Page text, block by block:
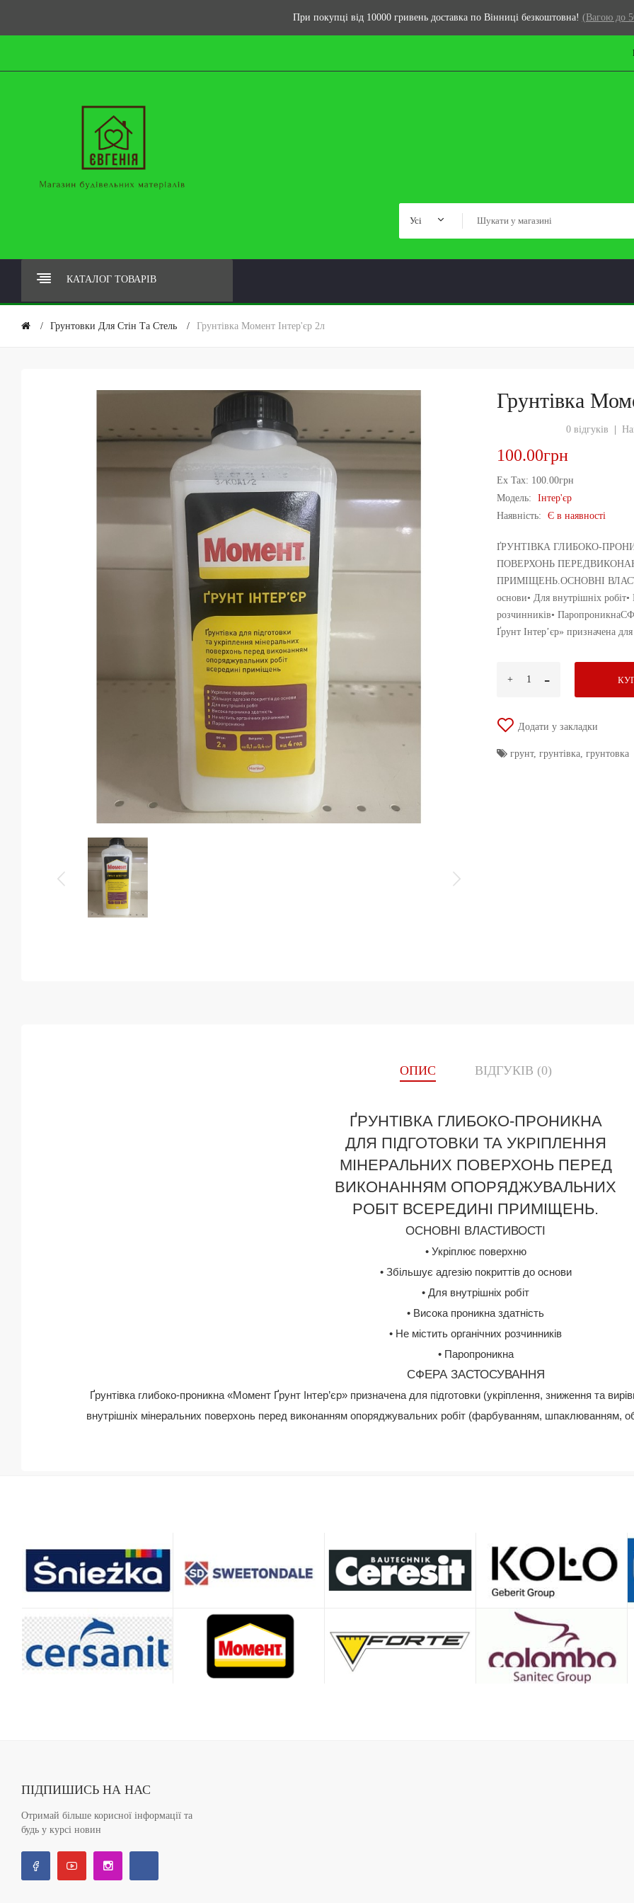
При покупці від 10000 гривень доставка по Вінниці безкоштовна! (Вагою до
Усі
КАТАЛОГ ТОВАРІВ
Грунтовки Для Стін Та Стель Грунтівка Момент Інтер'єр 2л
Грунтівка
0 відгуків
100.00грн
Ex Tax: 100.00грн
Модель:
Інтер'єр
Наявність:
Є в наявності
ҐРУНТІВКА ГЛИБОКО-
ПОВЕРХОНЬ
ПРИМІЩЕНЬ.ОСНОВНІ
основи• Для внутрішніх
розчинників•
Ґрунт Інтер’єр» призначена
Додати у закладки
грунт, грунтівка, грунтовка
ОПИС ВІДГУКІВ (0)
ҐРУНТІВКА ГЛИБОКО-ПРОНИКНА
ДЛЯ ПІДГОТОВКИ ТА УКРІПЛЕННЯ
МІНЕРАЛЬНИХ ПОВЕРХОНЬ ПЕРЕД
ВИКОНАННЯМ ОПОРЯДЖУВАЛЬНИХ
РОБІТ ВСЕРЕДИНІ ПРИМІЩЕНЬ.
ОСНОВНІ ВЛАСТИВОСТІ
• Укріплює поверхню
• Збільшує адгезію покриттів до основи
• Для внутрішніх робіт
• Висока проникна здатність
• Не містить органічних розчинників
• Паропроникна
СФЕРА ЗАСТОСУВАННЯ
Ґрунтівка глибоко-проникна «Момент Ґрунт Інтер’єр» призначена для підготовки (укріплення, зниження та
внутрішніх мінеральних поверхонь перед виконанням опоряджувальних робіт (фарбуванням, шпаклюванням,
ПІДПИШИСЬ НА НАС
Отримай більше корисної інформації та
будь у курсі новин